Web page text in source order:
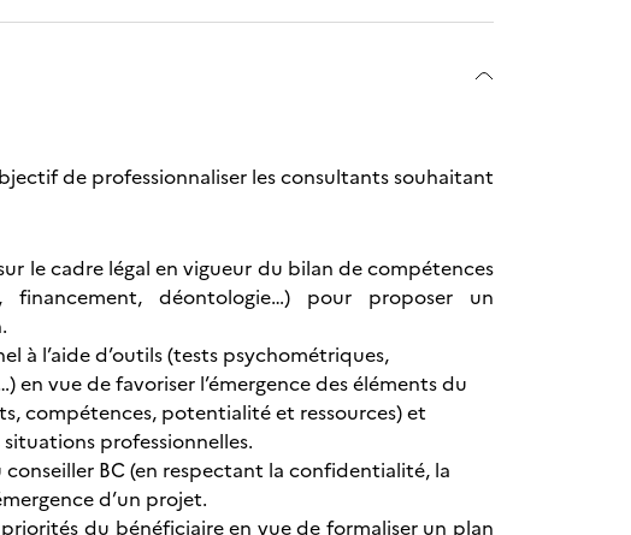
de professionnaliser les consultants souhaitant
le cadre légal en vigueur du bilan de compétences
déontologie…) pour proposer un
à l’aide d’outils (tests psychométriques,
vue de favoriser l’émergence des éléments du
compétences, potentialité et ressources) et
professionnelles.
BC (en respectant la confidentialité, la
d’un projet.
du bénéficiaire en vue de formaliser un plan